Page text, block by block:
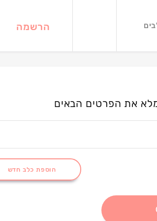
הרשמה
את הפרטים הבאים